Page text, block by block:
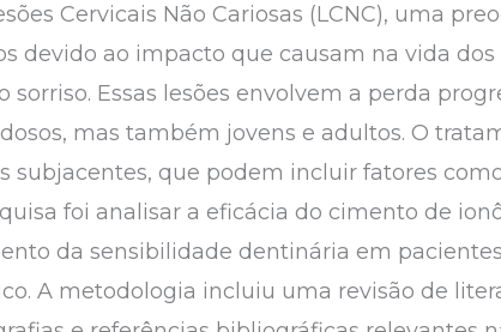
Cervicais Não Cariosas (LCNC), uma
devido ao impacto que causam na vida
sorriso. Essas lesões envolvem a perda
mas também jovens e adultos. O
subjacentes, que podem incluir fatores
foi analisar a eficácia do cimento de
da sensibilidade dentinária em
A metodologia incluiu uma revisão de